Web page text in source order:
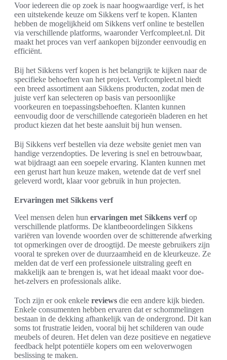
Voor iedereen die op zoek is naar hoogwaardige verf, is het
een uitstekende keuze om Sikkens verf te kopen. Klanten
hebben de mogelijkheid om Sikkens verf online te bestellen
via verschillende platforms, waaronder Verfcompleet.nl. Dit
maakt het proces van verf aankopen bijzonder eenvoudig en
efficiënt.
Bij het Sikkens verf kopen is het belangrijk te kijken naar de
specifieke behoeften van het project. Verfcompleet.nl biedt
een breed assortiment aan Sikkens producten, zodat men de
juiste verf kan selecteren op basis van persoonlijke
voorkeuren en toepassingsbehoeften. Klanten kunnen
eenvoudig door de verschillende categorieën bladeren en het
product kiezen dat het beste aansluit bij hun wensen.
Bij Sikkens verf bestellen via deze website geniet men van
handige verzendopties. De levering is snel en betrouwbaar,
wat bijdraagt aan een soepele ervaring. Klanten kunnen met
een gerust hart hun keuze maken, wetende dat de verf snel
geleverd wordt, klaar voor gebruik in hun projecten.
Ervaringen met Sikkens verf
Veel mensen delen hun ervaringen met Sikkens verfop
verschillende platforms. De klantbeoordelingen Sikkens
variëren van lovende woorden over de schitterende afwerking
tot opmerkingen over de droogtijd. De meeste gebruikers zijn
vooral te spreken over de duurzaamheid en de kleurkeuze. Ze
melden dat de verf een professionele uitstraling geeft en
makkelijk aan te brengen is, wat het ideaal maakt voor doe-
het-zelvers en professionals alike.
Toch zijn er ook enkele reviews die een andere kijk bieden.
Enkele consumenten hebben ervaren dat er schommelingen
bestaan in de dekking afhankelijk van de ondergrond. Dit kan
soms tot frustratie leiden, vooral bij het schilderen van oude
meubels of deuren. Het delen van deze positieve en negatieve
feedback helpt potentiële kopers om een weloverwogen
beslissing te maken.